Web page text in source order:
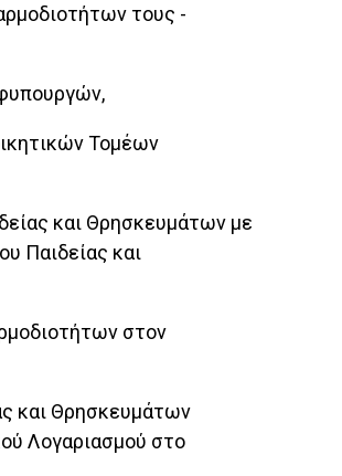
τους -
Τομέων
και Θρησκευμάτων με
Παιδείας και
στον
και Θρησκευμάτων
Λογαριασμού στο